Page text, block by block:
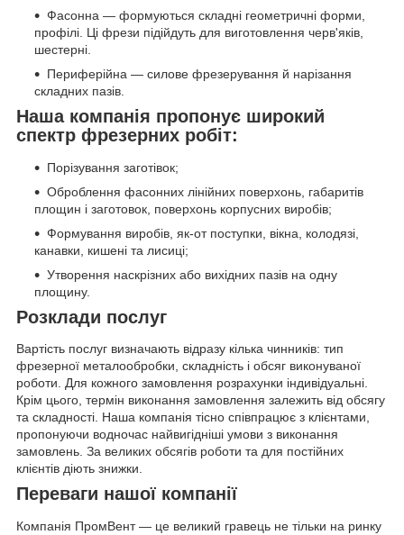
Фасонна — формуються складні геометричні форми,
профілі. Ці фрези підійдуть для виготовлення черв'яків,
шестерні.
Периферійна — силове фрезерування й нарізання
складних пазів.
Наша компанія пропонує широкий
спектр фрезерних робіт:
Порізування заготівок;
Оброблення фасонних лінійних поверхонь, габаритів
площин і заготовок, поверхонь корпусних виробів;
Формування виробів, як-от поступки, вікна, колодязі,
канавки, кишені та лисиці;
Утворення наскрізних або вихідних пазів на одну
площину.
Розклади послуг
Вартість послуг визначають відразу кілька чинників: тип
фрезерної металообробки, складність і обсяг виконуваної
роботи. Для кожного замовлення розрахунки індивідуальні.
Крім цього, термін виконання замовлення залежить від обсягу
та складності. Наша компанія тісно співпрацює з клієнтами,
пропонуючи водночас найвигідніші умови з виконання
замовлень. За великих обсягів роботи та для постійних
клієнтів діють знижки.
Переваги нашої компанії
Компанія ПромВент — це великий гравець не тільки на ринку